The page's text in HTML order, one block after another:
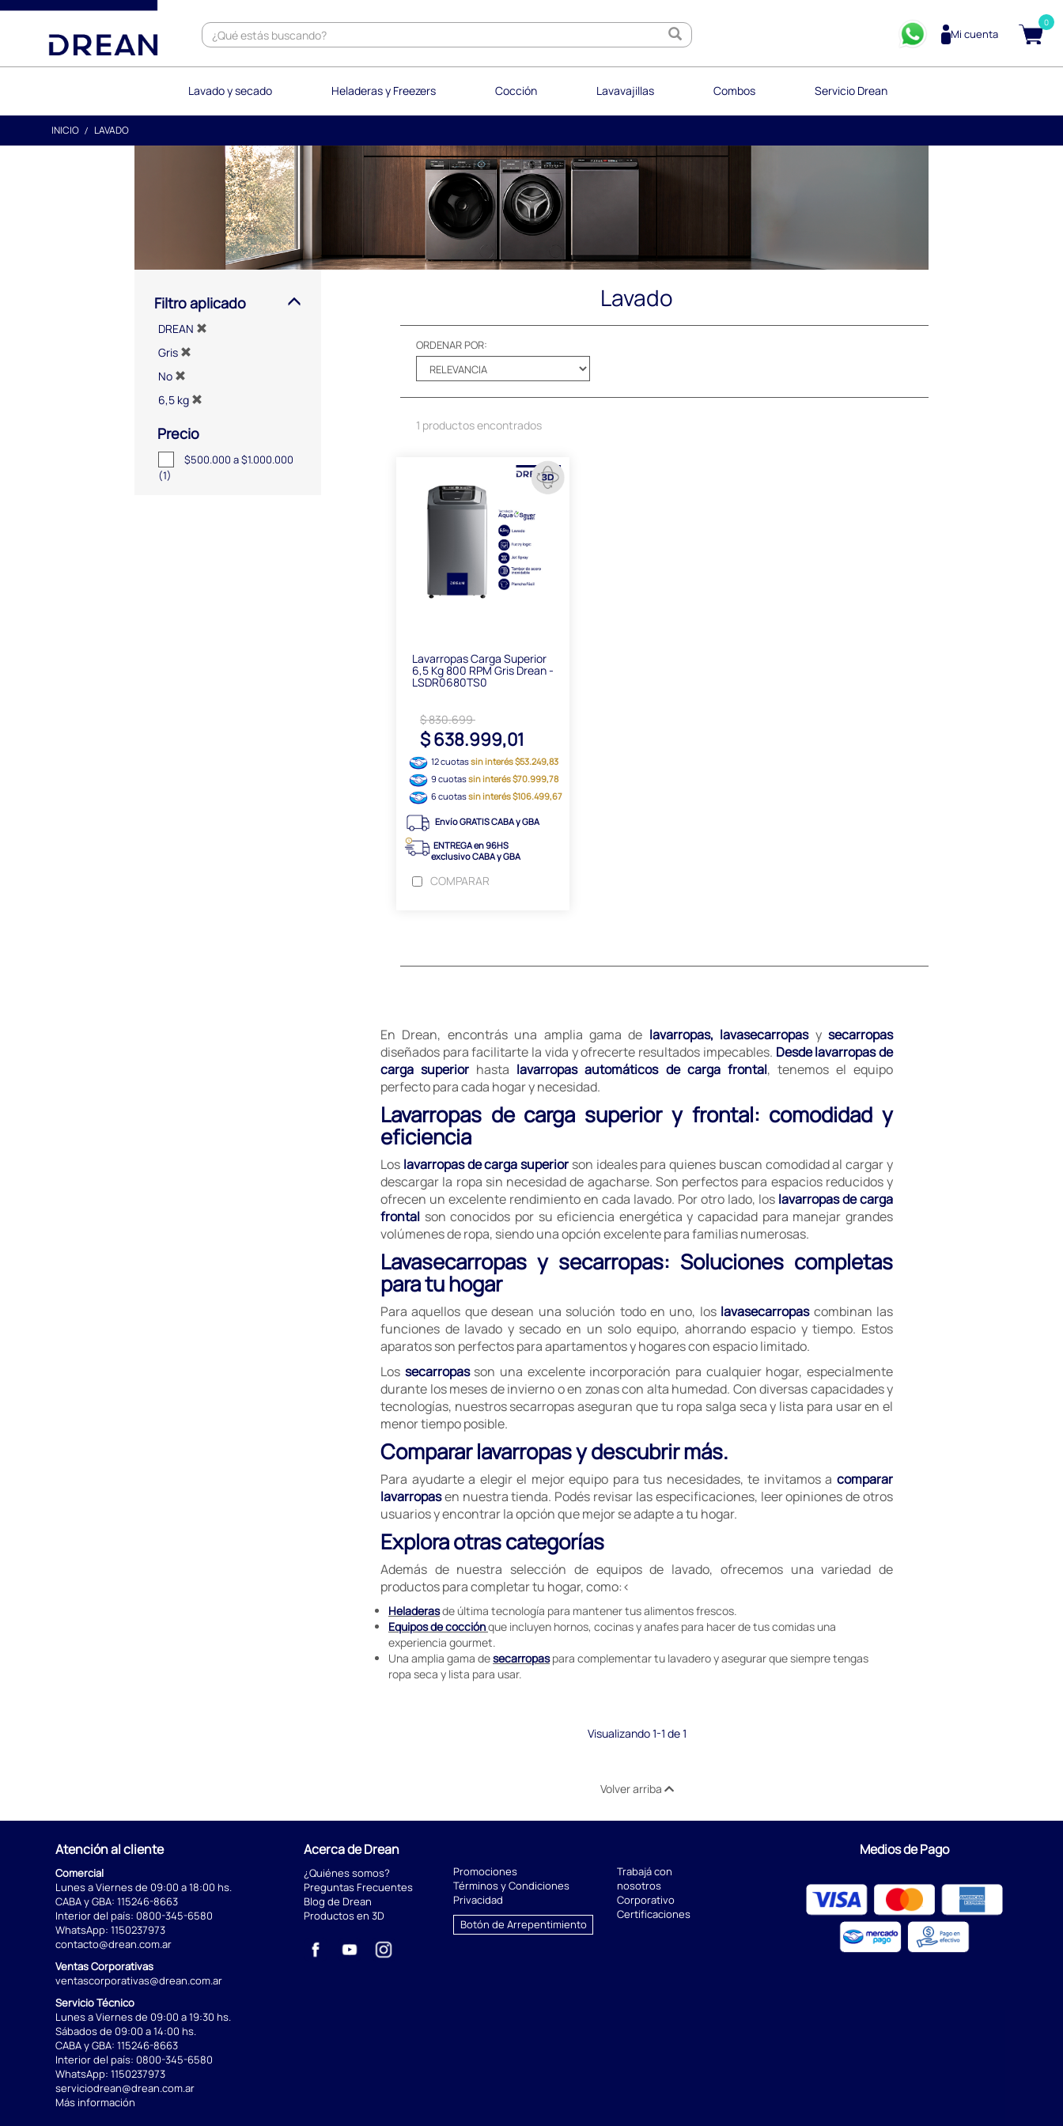
text.skipToContent
text.skipToNavigation
Mi cuenta
0
Lavado y secado Heladeras y Freezers Cocción Lavavajillas Combos Servicio Drean
INICIO LAVADO
Filtro aplicado
DREAN
Gris
No
6,5 kg
Precio
$500.000 a $1.000.000
(1)
Lavado
ORDENAR POR:
1 productos encontrados
Lavarropas Carga Superior
6,5 Kg 800 RPM Gris Drean -
LSDR0680TS0
$ 830.699
$ 638.999,01
12 cuotassin interés $53.249,83
9 cuotassin interés $70.999,78
6 cuotassin interés $106.499,67
Envío GRATIS CABA y GBA
ENTREGA en 96HS
exclusivo CABA y GBA
COMPARAR
En Drean, encontrás una amplia gama de lavarropas, lavasecarropasysecarropas
diseñados para facilitarte la vida y ofrecerte resultados impecables. Desde lavarropas de
carga superior hasta lavarropas automáticos de carga frontal, tenemos el equipo
perfecto para cada hogar y necesidad.
Lavarropas de carga superior y frontal: comodidad y
eficiencia
Los lavarropas de carga superior son ideales para quienes buscan comodidad al cargar y
descargar la ropa sin necesidad de agacharse. Son perfectos para espacios reducidos y
ofrecen un excelente rendimiento en cada lavado. Por otro lado, los lavarropas de carga
frontal son conocidos por su eficiencia energética y capacidad para manejar grandes
volúmenes de ropa, siendo una opción excelente para familias numerosas.
Lavasecarropas y secarropas: Soluciones completas
para tu hogar
Para aquellos que desean una solución todo en uno, los lavasecarropascombinan las
funciones de lavado y secado en un solo equipo, ahorrando espacio y tiempo. Estos
aparatos son perfectos para apartamentos y hogares con espacio limitado.
Los secarropasson una excelente incorporación para cualquier hogar, especialmente
durante los meses de invierno o en zonas con alta humedad. Con diversas capacidades y
tecnologías, nuestros secarropas aseguran que tu ropa salga seca y lista para usar en el
menor tiempo posible.
Comparar lavarropas y descubrir más.
Para ayudarte a elegir el mejor equipo para tus necesidades, te invitamos a comparar
lavarropasen nuestra tienda. Podés revisar las especificaciones, leer opiniones de otros
usuarios y encontrar la opción que mejor se adapte a tu hogar.
Explora otras categorías
Además de nuestra selección de equipos de lavado, ofrecemos una variedad de
productos para completar tu hogar, como:<
Heladerasde última tecnología para mantener tus alimentos frescos.
Equipos de cocciónque incluyen hornos, cocinas y anafes para hacer de tus comidas una
experiencia gourmet.
Una amplia gama desecarropaspara complementar tu lavadero y asegurar que siempre tengas
ropa seca y lista para usar.
Visualizando 1-1 de 1
Volver arriba
Atención al cliente
Comercial
Lunes a Viernes de 09:00 a 18:00 hs.
CABA y GBA: 115246-8663
Interior del país: 0800-345-6580
WhatsApp: 1150237973
contacto@drean.com.ar
Ventas Corporativas
ventascorporativas@drean.com.ar
Servicio Técnico
Lunes a Viernes de 09:00 a 19:30 hs.
Sábados de 09:00 a 14:00 hs.
CABA y GBA: 115246-8663
Interior del país: 0800-345-6580
WhatsApp: 1150237973
serviciodrean@drean.com.ar
Más información
Acerca de Drean
¿Quiénes somos?
Preguntas Frecuentes
Blog de Drean
Productos en 3D
Promociones
Términos y Condiciones
Privacidad
Botón de Arrepentimiento
Trabajá con
nosotros
Corporativo
Certificaciones
Medios de Pago